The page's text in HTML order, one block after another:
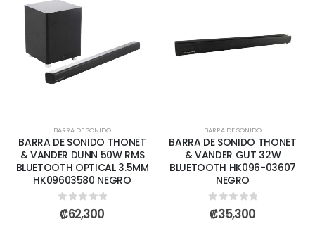
BARRA DE SONIDO
BARRA DE SONIDO THONET
& VANDER DUNN 50W RMS
BLUETOOTH OPTICAL 3.5MM
HK09603580 NEGRO
0out of 5
₡62,300
BARRA DE SONIDO
BARRA DE SONIDO THONET
& VANDER GUT 32W
BLUETOOTH HK096-03607
NEGRO
0out of 5
₡35,300